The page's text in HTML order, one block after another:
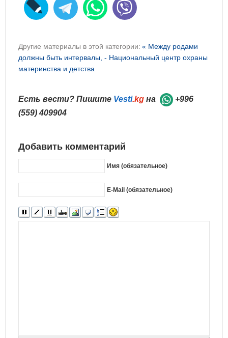
Другие материалы в этой категории: « Между родами
должны быть интервалы, - Национальный центр охраны
материнства и детства
Есть вести? Пишите Vesti.kg на
+996
(559) 409904
Добавить комментарий
Имя (обязательное)
E-Mail (обязательное)